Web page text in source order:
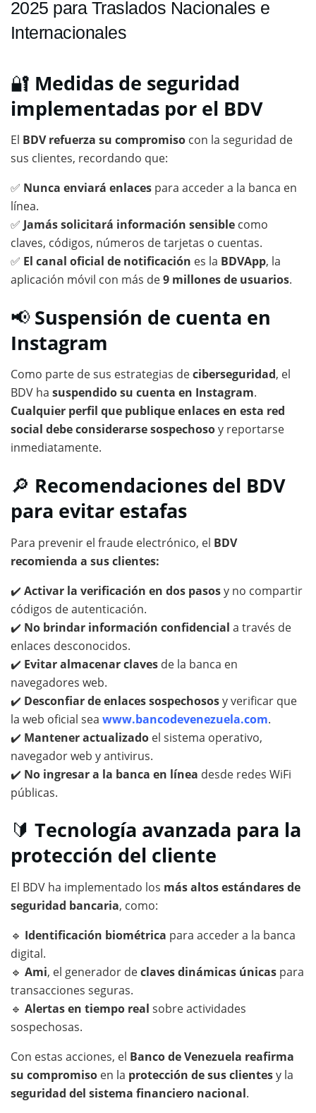
2025 para Traslados Nacionales e
Internacionales
🔐 Medidas de seguridad
implementadas por el BDV
El BDV refuerza su compromiso con la seguridad de
sus clientes, recordando que:
✅ Nunca enviará enlaces para acceder a la banca en
línea.
✅ Jamás solicitará información sensible como
claves, códigos, números de tarjetas o cuentas.
✅ El canal oficial de notificación es la BDVApp, la
aplicación móvil con más de9 millones de usuarios.
📢Suspensión de cuenta en
Instagram
Como parte de sus estrategias deciberseguridad, el
BDV ha suspendido su cuenta en Instagram.
Cualquier perfil que publique enlaces en esta red
social debe considerarse sospechosoy reportarse
inmediatamente.
🔎 Recomendaciones del BDV
para evitar estafas
Para prevenir el fraude electrónico, el BDV
recomienda a sus clientes:
✔️ Activar la verificación en dos pasosy no compartir
códigos de autenticación.
✔️ No brindar información confidencial a través de
enlaces desconocidos.
✔️ Evitar almacenar claves de la banca en
navegadores web.
✔️ Desconfiar de enlaces sospechososy verificar que
la web oficial sea www.bancodevenezuela.com.
✔️ Mantener actualizado el sistema operativo,
navegador web y antivirus.
✔️ No ingresar a la banca en línea desde redes WiFi
públicas.
🔰 Tecnología avanzada para la
protección del cliente
El BDV ha implementado los más altos estándares de
seguridad bancaria, como:
🔹 Identificación biométrica para acceder a la banca
digital.
🔹 Ami, el generador declaves dinámicas únicas para
transacciones seguras.
🔹 Alertas en tiempo real sobre actividades
sospechosas.
Con estas acciones, el Banco de Venezuela reafirma
su compromiso en la protección de sus clientesy la
seguridad del sistema financiero nacional.